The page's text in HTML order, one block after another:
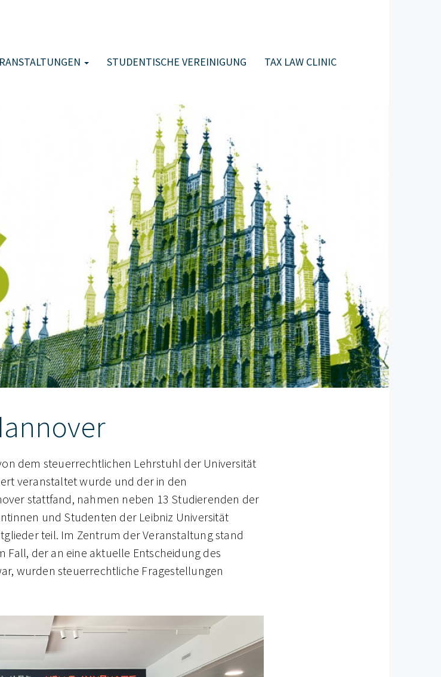
STUDENTISCHE VEREINIGUNG TAX LAW CLINIC
dem steuerrechtlichen Lehrstuhl der Universität
veranstaltet wurde und der in den
stattfand, nahmen neben 13 Studierenden der
und Studenten der Leibniz Universität
teil. Im Zentrum der Veranstaltung stand
Fall, der an eine aktuelle Entscheidung des
wurden steuerrechtliche Fragestellungen